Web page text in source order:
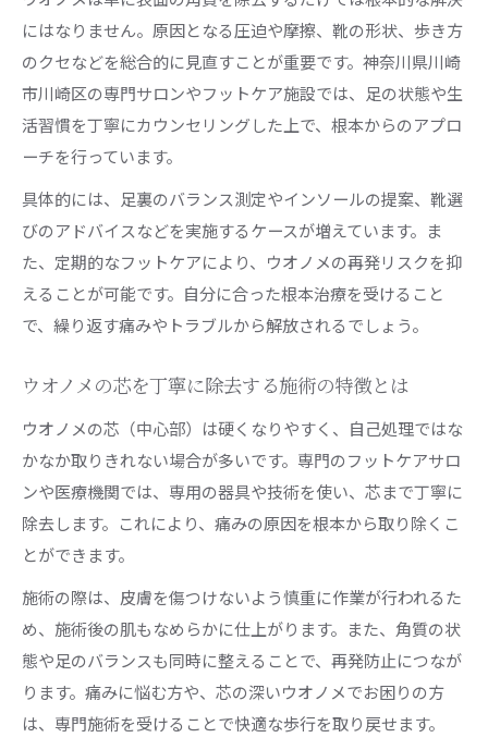
ウオノメ施術とフットケアの違いを徹底比較
自宅でできるウオノメ予防法も紹介
自宅で実践できるウオノメ予防の基本習慣
ウオノメ再発防止に役立つセルフケア術
簡単にできるウオノメ予防ストレッチ解説
ウオノメ予防におすすめのフットケアグッズ
ウオノメケアで健康な足を維持する秘訣
ウオノメ予防と角質ケアのバランスが重要
ウオノメと上手に付き合うためのケアポイント
ウオノメ治療後のアフターケア方法を紹介
にはなりません。原因となる圧迫や摩擦、靴の形状、歩き方
のクセなどを総合的に見直すことが重要です。神奈川県川崎
市川崎区の専門サロンやフットケア施設では、足の状態や生
活習慣を丁寧にカウンセリングした上で、根本からのアプロ
ーチを行っています。
具体的には、足裏のバランス測定やインソールの提案、靴選
びのアドバイスなどを実施するケースが増えています。ま
た、定期的なフットケアにより、ウオノメの再発リスクを抑
えることが可能です。自分に合った根本治療を受けること
で、繰り返す痛みやトラブルから解放されるでしょう。
ウオノメの芯を丁寧に除去する施術の特徴とは
ウオノメの芯（中心部）は硬くなりやすく、自己処理ではな
かなか取りきれない場合が多いです。専門のフットケアサロ
ンや医療機関では、専用の器具や技術を使い、芯まで丁寧に
除去します。これにより、痛みの原因を根本から取り除くこ
とができます。
施術の際は、皮膚を傷つけないよう慎重に作業が行われるた
め、施術後の肌もなめらかに仕上がります。また、角質の状
態や足のバランスも同時に整えることで、再発防止につなが
ります。痛みに悩む方や、芯の深いウオノメでお困りの方
は、専門施術を受けることで快適な歩行を取り戻せます。